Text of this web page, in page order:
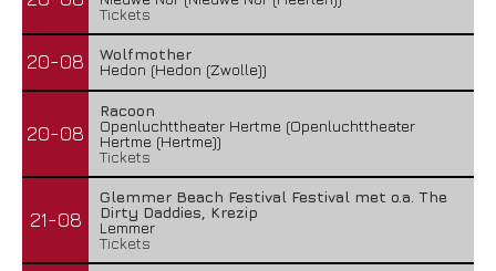
Tickets
20-08
Wolfmother
Hedon (Hedon (Zwolle))
20-08
Racoon
Openluchttheater Hertme (Openluchttheater
Hertme (Hertme))
Tickets
21-08
Glemmer Beach Festival Festival met o.a. The
Dirty Daddies, Krezip
Lemmer
Tickets